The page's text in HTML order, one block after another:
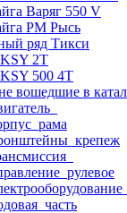
Варяг 550 V
РМ Рысь
ряд Тикси
2T
500 4T
вошедшие в